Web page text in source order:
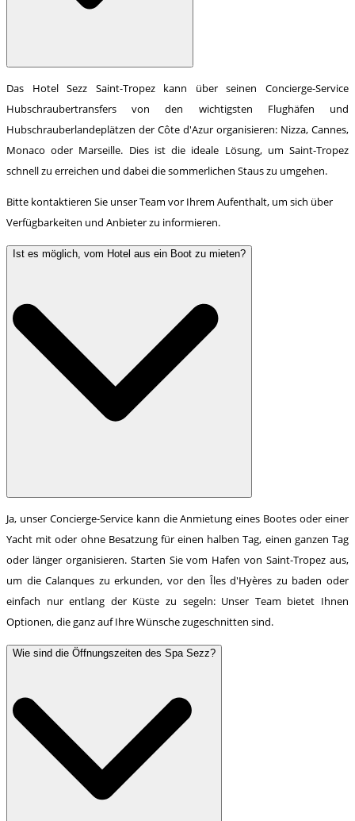
Das Hotel Sezz Saint-Tropez kann über seinen Concierge-Service
Hubschraubertransfers von den wichtigsten Flughäfen und
Hubschrauberlandeplätzen der Côte d'Azur organisieren: Nizza, Cannes,
Monaco oder Marseille. Dies ist die ideale Lösung, um Saint-Tropez
schnell zu erreichen und dabei die sommerlichen Staus zu umgehen.
Bitte kontaktieren Sie unser Team vor Ihrem Aufenthalt, um sich über
Verfügbarkeiten und Anbieter zu informieren.
Ist es möglich, vom Hotel aus ein Boot zu mieten?
Ja, unser Concierge-Service kann die Anmietung eines Bootes oder einer
Yacht mit oder ohne Besatzung für einen halben Tag, einen ganzen Tag
oder länger organisieren. Starten Sie vom Hafen von Saint-Tropez aus,
um die Calanques zu erkunden, vor den Îles d'Hyères zu baden oder
einfach nur entlang der Küste zu segeln: Unser Team bietet Ihnen
Optionen, die ganz auf Ihre Wünsche zugeschnitten sind.
Wie sind die Öffnungszeiten des Spa Sezz?